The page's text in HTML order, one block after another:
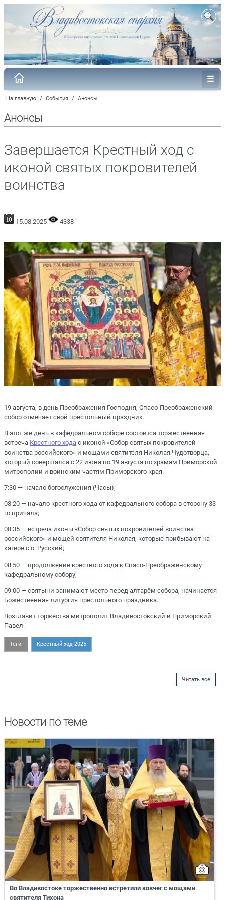
На главную / События / Анонсы
Анонсы
Завершается Крестный ход с
иконой святых покровителей
воинства
15.08.2025 4338
19 августа, в день Преображения Господня, Спасо-Преображенский
собор отмечает свой престольный праздник.
В этот же день в кафедральном соборе состоится торжественная
встреча Крестного хода с иконой «Собор святых покровителей
воинства российского» и мощами святителя Николая Чудотворца,
который совершался с 22 июня по 19 августа по храмам Приморской
митрополии и воинским частям Приморского края.
7:30 — начало богослужения (Часы);
08:20 — начало крестного хода от кафедрального собора в сторону 33-
го причала;
08:35 — встреча иконы «Собор святых покровителей воинства
российского» и мощей святителя Николая, которые прибывают на
катере с о. Русский;
08:50 — продолжение крестного хода к Спасо-Преображенскому
кафедральному собору;
09:00 — святыни занимают место перед алтарём собора, начинается
Божественная литургия престольного праздника.
Возглавит торжества митрополит Владивостокский и Приморский
Павел.
Теги: Крестный ход 2025
Читать все
Новости по теме
Во Владивостоке торжественно встретили ковчег с мощами
святителя Тихона